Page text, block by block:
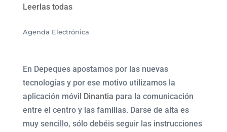
Leerlas todas
Agenda Electrónica
En Depeques apostamos por las nuevas
tecnologías y por ese motivo utilizamos la
aplicación móvil Dinantia para la comunicación
entre el centro y las familias. Darse de alta es
muy sencillo, sólo debéis seguir las instrucciones